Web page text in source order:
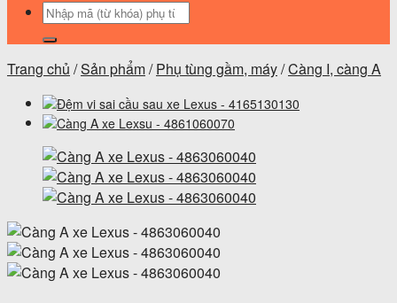
Tìm
Trang chủ /Sản phẩm/ Phụ tùng gầm, máy/Càng I, càng A